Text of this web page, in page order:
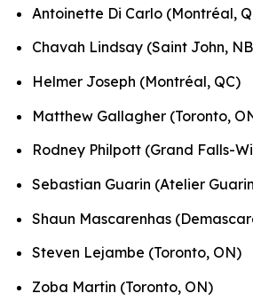
Antoinette Di Carlo (Montréal,
Chavah Lindsay (Saint John,
Helmer Joseph (Montréal, QC)
Matthew Gallagher (Toronto,
Rodney Philpott (Grand Falls-
Sebastian Guarin (Atelier
Shaun Mascarenhas
Steven Lejambe (Toronto, ON)
Zoba Martin (Toronto, ON)